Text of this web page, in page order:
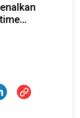
AI dan IoT